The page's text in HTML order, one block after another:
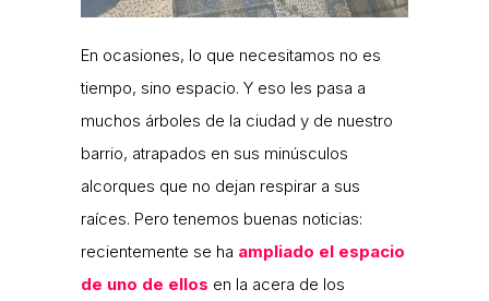
En ocasiones, lo que necesitamos no es
tiempo, sino espacio. Y eso les pasa a
muchos árboles de la ciudad y de nuestro
barrio, atrapados en sus minúsculos
alcorques que no dejan respirar a sus
raíces. Pero tenemos buenas noticias:
recientemente se ha ampliado el espacio
de uno de ellos en la acera de los